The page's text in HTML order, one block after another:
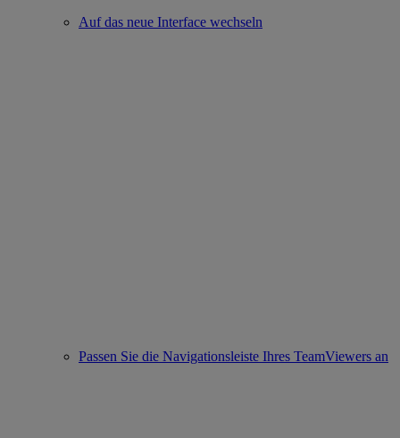
Auf das neue Interface wechseln
Passen Sie die Navigationsleiste Ihres TeamViewers an